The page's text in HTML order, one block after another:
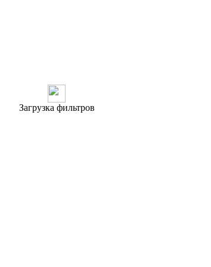
Загрузка фильтров